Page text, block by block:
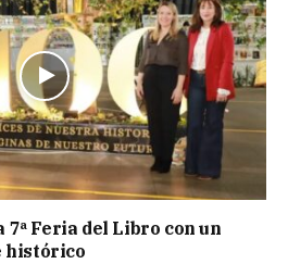
Feria del Libro con un
histórico